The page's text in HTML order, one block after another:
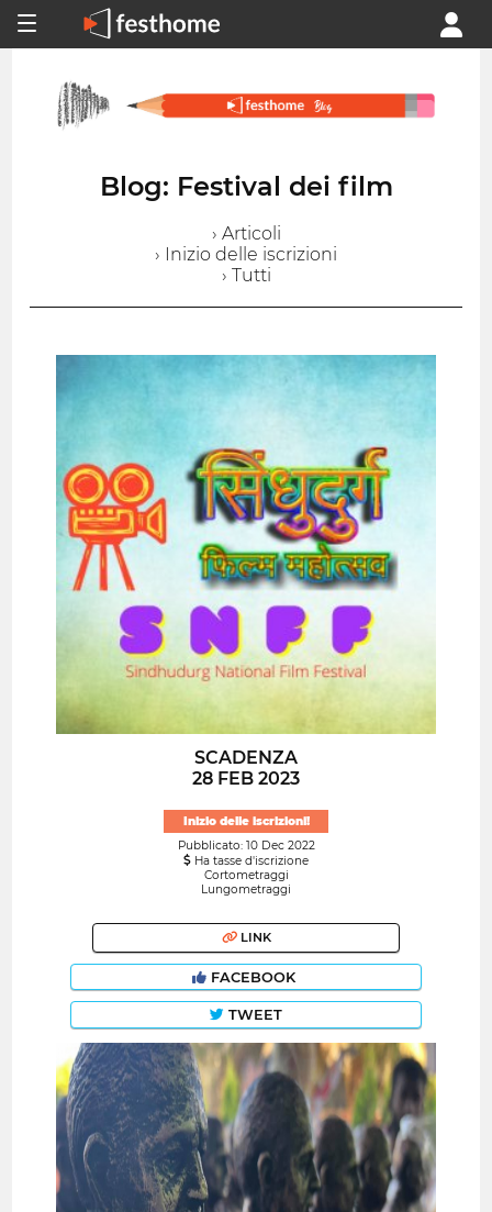
Blog: Festival dei film
› Articoli
› Inizio delle iscrizioni
› Tutti
SCADENZA
28 FEB 2023
Inizio delle iscrizioni!
Pubblicato: 10 Dec 2022
Ha tasse d'iscrizione
Cortometraggi
Lungometraggi
LINK
FACEBOOK
TWEET